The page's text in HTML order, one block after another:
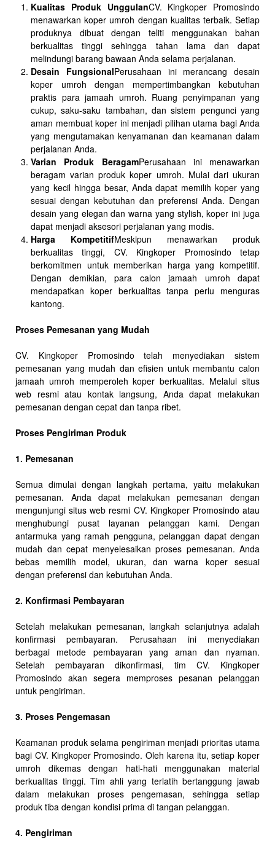
Kualitas Produk UnggulanCV. Kingkoper Promosindo
menawarkan koper umroh dengan kualitas terbaik. Setiap
produknya dibuat dengan teliti menggunakan bahan
berkualitas tinggi sehingga tahan lama dan dapat
melindungi barang bawaan Anda selama perjalanan.
Desain FungsionalPerusahaan ini merancang desain
koper umroh dengan mempertimbangkan kebutuhan
praktis para jamaah umroh. Ruang penyimpanan yang
cukup, saku-saku tambahan, dan sistem pengunci yang
aman membuat koper ini menjadi pilihan utama bagi Anda
yang mengutamakan kenyamanan dan keamanan dalam
perjalanan Anda.
Varian Produk BeragamPerusahaan ini menawarkan
beragam varian produk koper umroh. Mulai dari ukuran
yang kecil hingga besar, Anda dapat memilih koper yang
sesuai dengan kebutuhan dan preferensi Anda. Dengan
desain yang elegan dan warna yang stylish, koper ini juga
dapat menjadi aksesori perjalanan yang modis.
Harga KompetitifMeskipun menawarkan produk
berkualitas tinggi, CV. Kingkoper Promosindo tetap
berkomitmen untuk memberikan harga yang kompetitif.
Dengan demikian, para calon jamaah umroh dapat
mendapatkan koper berkualitas tanpa perlu menguras
kantong.
Proses Pemesanan yang Mudah
CV. Kingkoper Promosindo telah menyediakan sistem
pemesanan yang mudah dan efisien untuk membantu calon
jamaah umroh memperoleh koper berkualitas. Melalui situs
web resmi atau kontak langsung, Anda dapat melakukan
pemesanan dengan cepat dan tanpa ribet.
Proses Pengiriman Produk
1. Pemesanan
Semua dimulai dengan langkah pertama, yaitu melakukan
pemesanan. Anda dapat melakukan pemesanan dengan
mengunjungi situs web resmi CV. Kingkoper Promosindo atau
menghubungi pusat layanan pelanggan kami. Dengan
antarmuka yang ramah pengguna, pelanggan dapat dengan
mudah dan cepat menyelesaikan proses pemesanan. Anda
bebas memilih model, ukuran, dan warna koper sesuai
dengan preferensi dan kebutuhan Anda.
2. Konfirmasi Pembayaran
Setelah melakukan pemesanan, langkah selanjutnya adalah
konfirmasi pembayaran. Perusahaan ini menyediakan
berbagai metode pembayaran yang aman dan nyaman.
Setelah pembayaran dikonfirmasi, tim CV. Kingkoper
Promosindo akan segera memproses pesanan pelanggan
untuk pengiriman.
3. Proses Pengemasan
Keamanan produk selama pengiriman menjadi prioritas utama
bagi CV. Kingkoper Promosindo. Oleh karena itu, setiap koper
umroh dikemas dengan hati-hati menggunakan material
berkualitas tinggi. Tim ahli yang terlatih bertanggung jawab
dalam melakukan proses pengemasan, sehingga setiap
produk tiba dengan kondisi prima di tangan pelanggan.
4. Pengiriman